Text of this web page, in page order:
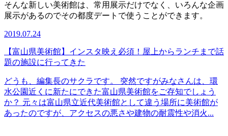
そんな新しい美術館は、常用展示だけでなく、いろんな企画
展示があるのでその都度デートで使うことができます。
2019.07.24
【富山県美術館】インスタ映え必須！屋上からランチまで話
題の施設に行ってきた
どうも、編集長のサクラです。 突然ですがみなさんは、環
水公園近くに新たにできた富山県美術館をご存知でしょう
か？ 元々は富山県立近代美術館として違う場所に美術館が
あったのですが、アクセスの悪さや建物の耐震性や消火...